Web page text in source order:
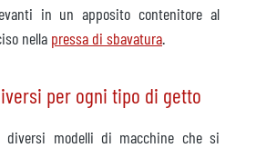
in un apposito contenitore al
nella pressa di sbavatura.
per ogni tipo di getto
diversi modelli di macchine che si